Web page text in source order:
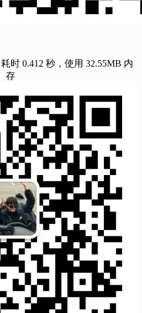
时 0.412 秒，使用 32.55MB 内
存